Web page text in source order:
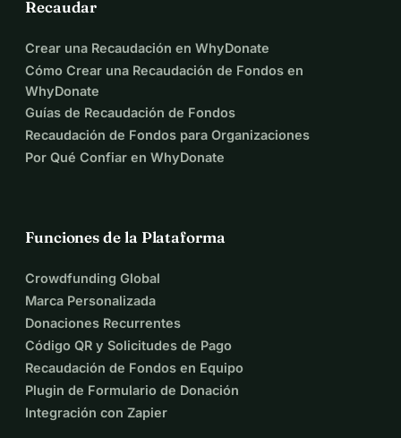
Recaudar
Crear una Recaudación en WhyDonate
Cómo Crear una Recaudación de Fondos en
WhyDonate
Guías de Recaudación de Fondos
Recaudación de Fondos para Organizaciones
Por Qué Confiar en WhyDonate
Funciones de la Plataforma
Crowdfunding Global
Marca Personalizada
Donaciones Recurrentes
Código QR y Solicitudes de Pago
Recaudación de Fondos en Equipo
Plugin de Formulario de Donación
Integración con Zapier